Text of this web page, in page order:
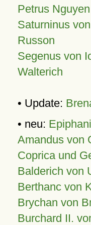
Petrus
Saturninus
Russon
Segenus von
Walterich
• Update:
• neu:
Amandus von
Coprica und
Balderich von
Berthanc von
Brychan von
Burchard II.